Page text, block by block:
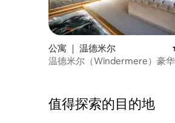
公寓 ｜ 温德米尔
温德米尔（Windermere）豪
值得探索的目的地